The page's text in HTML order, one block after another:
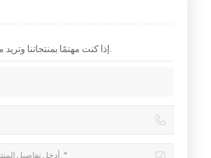
إذا كنت مهتمًا بمنتجاتنا وتريد معرفة المزيد من التفاصيل، فيرجى ترك رسالة هنا، وسنقوم بالرد عليك في أقرب وقت ممكن.